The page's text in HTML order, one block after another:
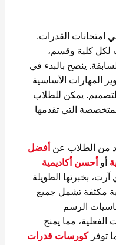
امتحانات القدرات.
لكل كلية وقسم،
ينصح بالبدء في
المهارات الأساسية
يمكن للطلاب
التي تقدمها
من الطلاب عن أفضل
أو أحسن أكاديمية
آرت، بخبرتها الطويلة
مكثفة تشمل جميع
الرسم
الفعلية، مما يمنح
توفركورسات قدرات